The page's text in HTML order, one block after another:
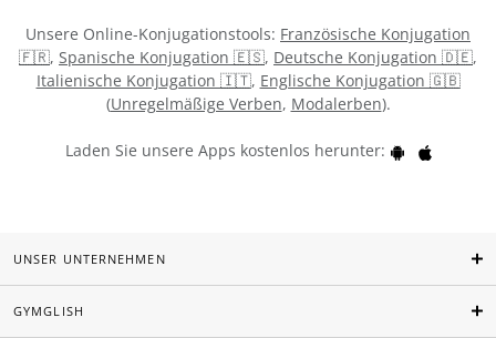
Unsere Online-Konjugationstools: Französische Konjugation
🇫🇷, Spanische Konjugation 🇪🇸, Deutsche Konjugation 🇩🇪,
Italienische Konjugation 🇮🇹, Englische Konjugation 🇬🇧
(Unregelmäßige Verben, Modalerben).
Laden Sie unsere Apps kostenlos herunter:
UNSER UNTERNEHMEN
GYMGLISH